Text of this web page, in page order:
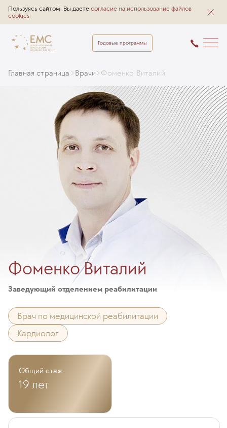
Пользуясь сайтом, Вы даете согласие на использование файлов
cookies
Годовые программы
Главная страница Врачи Фоменко Виталий
Фоменко Виталий
Заведующий отделением реабилитации
Врач по медицинской реабилитации
Кардиолог
Общий стаж
19 лет